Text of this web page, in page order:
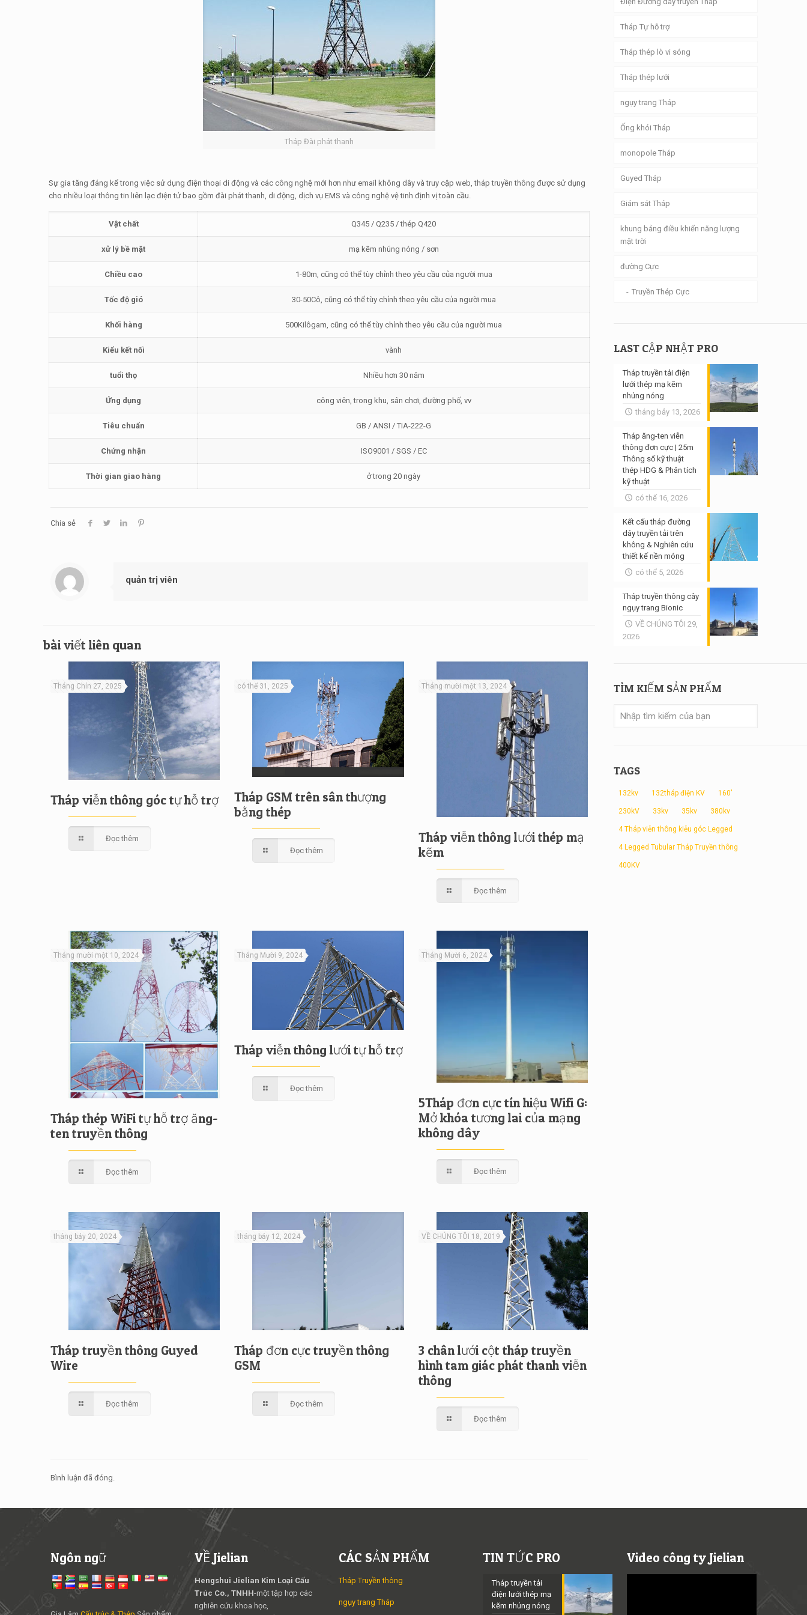
Tháp Đài phát thanh
Sự gia tăng đáng kể trong việc sử dụng điện thoại di động và các công nghệ mới hơn như email không dây và truy cập web, tháp truyền thông được sử dụng
cho nhiều loại thông tin liên lạc điện tử bao gồm đài phát thanh, di động, dịch vụ EMS và công nghệ vệ tinh định vị toàn cầu.
Vật chất Q345 / Q235 / thép Q420
xử lý bề mặt mạ kẽm nhúng nóng / sơn
Chiều cao 1-80m, cũng có thể tùy chỉnh theo yêu cầu của người mua
Tốc độ gió 30-50Cô, cũng có thể tùy chỉnh theo yêu cầu của người mua
Khối hàng 500Kilôgam, cũng có thể tùy chỉnh theo yêu cầu của người mua
Kiểu kết nối vành
tuổi thọ Nhiều hơn 30 năm
Ứng dụng công viên, trong khu, sân chơi, đường phố, vv
Tiêu chuẩn GB / ANSI / TIA-222-G
Chứng nhận ISO9001 / SGS / EC
Thời gian giao hàng ở trong 20 ngày
Chia sẻ
quản trị viên
bài viết liên quan
Tháng Chín 27, 2025
Tháp viễn thông góc tự hỗ trợ
Đọc thêm
có thể 31, 2025
Tháp GSM trên sân thượng
bằng thép
Đọc thêm
Tháng mười một 13, 2024
Tháp viễn thông lưới thép mạ
kẽm
Đọc thêm
Tháng mười một 10, 2024
Tháp thép WiFi tự hỗ trợ ăng-
ten truyền thông
Đọc thêm
Tháng Mười 9, 2024
Tháp viễn thông lưới tự hỗ trợ
Đọc thêm
Tháng Mười 6, 2024
5Tháp đơn cực tín hiệu Wifi G:
Mở khóa tương lai của mạng
không dây
Đọc thêm
tháng bảy 20, 2024
Tháp truyền thông Guyed
Wire
Đọc thêm
tháng bảy 12, 2024
Tháp đơn cực truyền thông
GSM
Đọc thêm
VỀ CHÚNG TÔI 18, 2019
3 chân lưới cột tháp truyền
hình tam giác phát thanh viễn
thông
Đọc thêm
Bình luận đã đóng.
Tháp Tự hỗ trợ
Tháp thép lò vi sóng
Tháp thép lưới
ngụy trang Tháp
Ống khói Tháp
monopole Tháp
Guyed Tháp
Giám sát Tháp
khung bảng điều khiển năng lượng
mặt trời
đường Cực
Truyền Thép Cực
LAST CẬP NHẬT PRO
Tháp truyền tải điện
lưới thép mạ kẽm
nhúng nóng
tháng bảy 13, 2026
Tháp ăng-ten viễn
thông đơn cực | 25m
Thông số kỹ thuật
thép HDG & Phân tích
kỹ thuật
có thể 16, 2026
Kết cấu tháp đường
dây truyền tải trên
không & Nghiên cứu
thiết kế nền móng
có thể 5, 2026
Tháp truyền thông cây
ngụy trang Bionic
VỀ CHÚNG TÔI 29,
2026
TÌM KIẾM SẢN PHẨM
TAGS
132kv 132tháp điện KV 160'
230kV 33kv 35kv 380kv
4 Tháp viễn thông kiễu góc Legged
4 Legged Tubular Tháp Truyền thông
400KV
Ngôn ngữ VỀ Jielian
Hengshui Jielian Kim Loại Cấu
Trúc Co., TNHH-một tập hợp các
nghiên cứu khoa học,
CÁC SẢN PHẨM
Tháp Truyền thông
ngụy trang Tháp
TIN TỨC PRO
Tháp truyền tải
điện lưới thép mạ
kẽm nhúng nóng
Video công ty Jielian